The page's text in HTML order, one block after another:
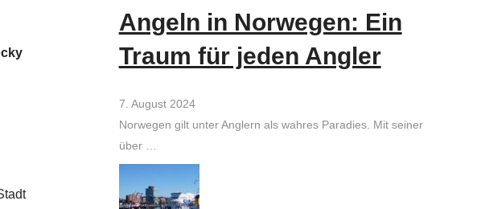
Angeln in Norwegen: Ein
Traum für jeden Angler
7. August 2024
Norwegen gilt unter Anglern als wahres Paradies. Mit seiner
über …